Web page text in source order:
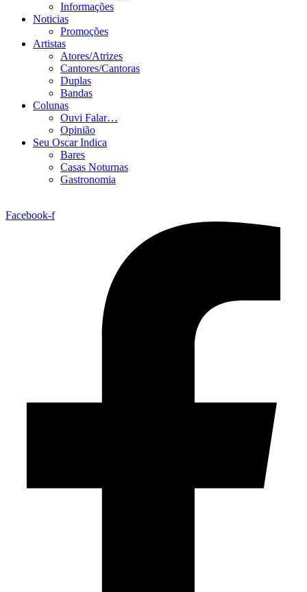
Informações
Noticias
Promoções
Artistas
Atores/Atrizes
Cantores/Cantoras
Duplas
Bandas
Colunas
Ouvi Falar…
Opinião
Seu Oscar Indica
Bares
Casas Noturnas
Gastronomia
Facebook-f